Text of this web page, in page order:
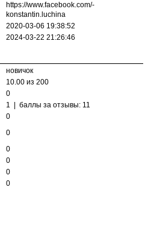
https://­www.facebook.com/­
konstantin.luchina
2020-03-06 19:38:52
2024-03-22 21:26:46
новичок
10.00 из 200
0
1 | баллы за отзывы: 11
0
0
0
0
0
0